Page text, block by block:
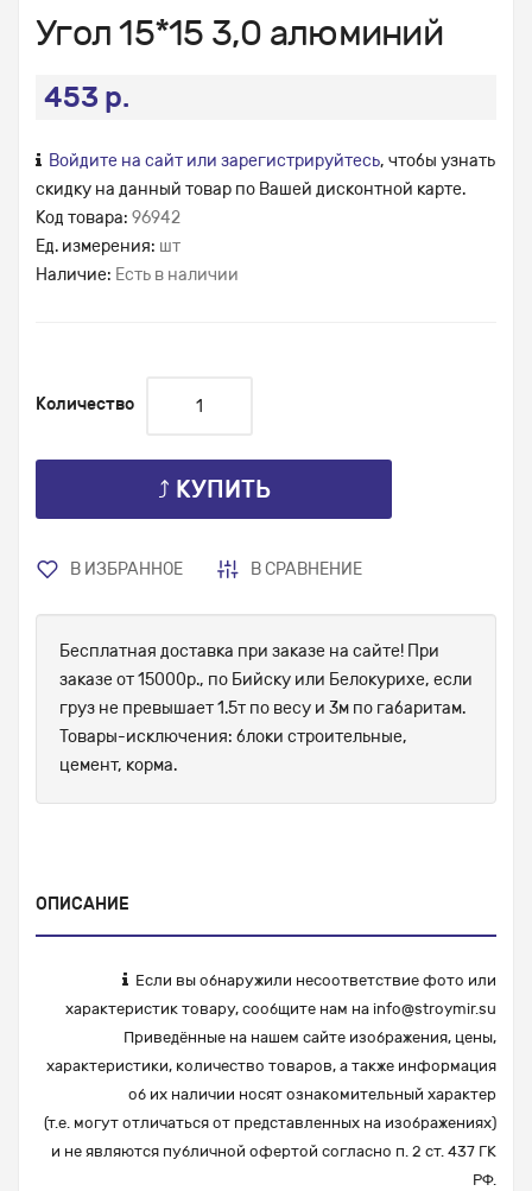
Угол 15*15 3,0 алюминий
453 р.
Войдите на сайт или зарегистрируйтесь, чтобы узнать
скидку на данный товар по Вашей дисконтной карте.
Код товара: 96942
Ед. измерения: шт
Наличие: Есть в наличии
Количество
⤴ КУПИТЬ
В ИЗБРАННОЕ В СРАВНЕНИЕ
Бесплатная доставка при заказе на сайте! При
заказе от 15000р., по Бийску или Белокурихе, если
груз не превышает 1.5т по весу и 3м по габаритам.
Товары-исключения: блоки строительные,
цемент, корма.
ОПИСАНИЕ
Если вы обнаружили несоответствие фото или
характеристик товару, сообщите нам на info@stroymir.su
Приведённые на нашем сайте изображения, цены,
характеристики, количество товаров, а также информация
об их наличии носят ознакомительный характер
(т.е. могут отличаться от представленных на изображениях)
и не являются публичной офертой согласно п. 2 ст. 437 ГК
РФ.